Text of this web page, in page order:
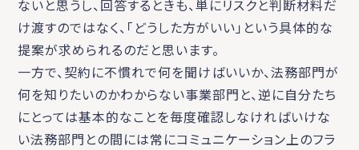
ないと思うし、回答するときも、単にリスクと判断材料だ
け渡すのではなく、「どうした方がいい」という具体的な
提案が求められるのだと思います。
一方で、契約に不慣れで何を聞けばいいか、法務部門が
何を知りたいのかわからない事業部門と、逆に自分たち
にとっては基本的なことを毎度確認しなければいけな
い法務部門との間には常にコミュニケーション上のフラ